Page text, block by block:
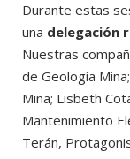
Durante estas
una delegación
Nuestras
de Geología
Mina; Lisbeth
Mantenimiento
Terán,